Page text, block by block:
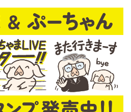
ホーム
お問い合わせ